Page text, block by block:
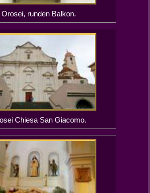
Orosei, runden Balkon.
Chiesa San Giacomo.